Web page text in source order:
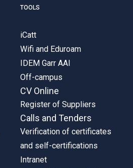
TOOLS
iCatt
Wifi and Eduroam
IDEM Garr AAI
Off-campus
CV Online
Register of Suppliers
Calls and Tenders
Verification of certificates
and self-certifications
Intranet